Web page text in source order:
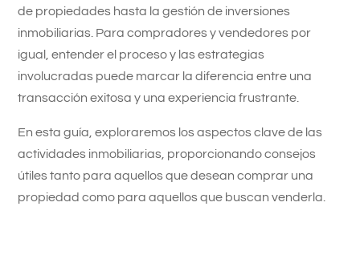
de propiedades hasta la gestión de inversiones
inmobiliarias. Para compradores y vendedores por
igual, entender el proceso y las estrategias
involucradas puede marcar la diferencia entre una
transacción exitosa y una experiencia frustrante.
En esta guía, exploraremos los aspectos clave de las
actividades inmobiliarias, proporcionando consejos
útiles tanto para aquellos que desean comprar una
propiedad como para aquellos que buscan venderla.